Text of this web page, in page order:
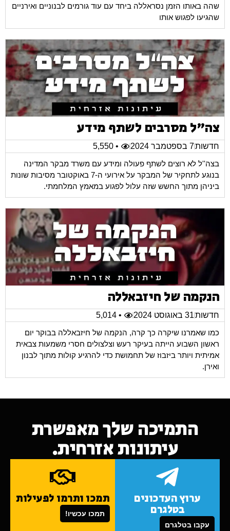
שהה באותו הזמן נסראללה ביחד עם עוד גורמים לבנוניים ואירניים
שהגיעו לפגוש אותו
צה"ל מסרבים לשתף מידע
חדשות7 בספטמבר 2024
• 5,550
בצה''ל לא רוצים לשתף פעולה ומידע עם משרד מבקר המדינה
בנוגע לתחקיר של המבקר על אירועי ה-7 באוקטובר מסיבות שונות
ביניהן מתוך החשש שזה עלול לפגוע במאמץ המלחמתי.
הנקמה של חיזבאללה
חדשות31 באוגוסט 2024
• 5,014
כמו שאמרנו שיקרה כך קרה, הנקמה של חיזבאללה בבוקר יום
ראשון השבוע הייתה בעיקר רעש וצלצולים חסרי משמעות צבאית
אמיתית ויותר ביזבוז של תחמושת כדי להרגיע קולות מתוך לבנון
ואירן.
התמיכה שלך מאפשרת
עיתונות אזרחית.
ערוץ העדכונים
בטלגרם
עקבו בטלגרם
תמכו ותרמו לפעילות
תמכו עכשיו!